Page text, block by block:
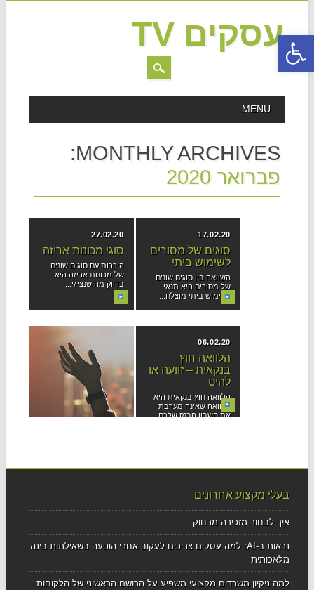
פתח סרגל נגישות
עסקים TV
MAIN MENU
MENU
MONTHLY ARCHIVES:
פברואר 2020
27.02.20
סוגי מכונות אריזה
היכרות עם סוגים שונים
של מכונות אריזה היא
בדיוק מה שנציגי...
17.02.20
סוגים של מסורים
לשימוש ביתי
השוואה בין סוגים שונים
של מסורים היא תנאי
לשימוש ביתי מוצלח....
חידושים
טכנולוגיים –
בידוריות 2020
היתרון של חידושים
טכנולוגיים הוא שהם
עוברים מהר מאוד להיות
06.02.20
הלוואה חוץ
בנקאית – זוועה או
להיט
הלוואה חוץ בנקאית היא
הלוואה שאינה מערבת
את חשבון הבנק שלכם....
בעלי מקצוע אחרונים
איך לבחור מזכירה מרחוק
נראות ב-AI: למה עסקים צריכים לעקוב אחרי הופעה בשאילתות בינה
מלאכותית
למה ניקיון משרדים מקצועי משפיע על הרושם הראשוני של הלקוחות